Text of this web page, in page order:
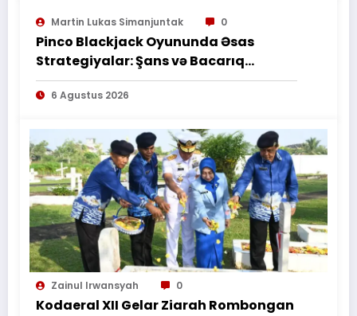
PEKERJAAN SESUAI PERJANJIAN
TERTULIS”*
Martin Lukas Simanjuntak 0
Pinco Blackjack Oyununda Əsas
Strategiyalar: Şans və Bacarıq
Balansı – BetAz Oyununa İcmal
6 Agustus 2026
Zainul Irwansyah 0
Kodaeral XII Gelar Ziarah Rombongan